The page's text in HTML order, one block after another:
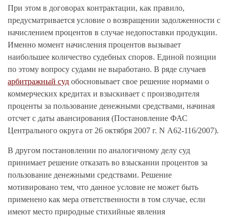
При этом в договорах контрактации, как правило,
предусматривается условие о возвращении задолженности с
начислением процентов в случае недопоставки продукции.
Именно момент начисления процентов вызывает
наибольшее количество судебных споров. Единой позиции
по этому вопросу судами не выработано. В ряде случаев
арбитражный суд обосновывает свое решение нормами о
коммерческих кредитах и взыскивает с производителя
проценты за пользование денежными средствами, начиная
отсчет с даты авансирования (Постановление ФАС
Центрального округа от 26 октября 2007 г. N А62-116/2007).
В другом постановлении по аналогичному делу суд
принимает решение отказать во взыскании процентов за
пользование денежными средствами. Решение
мотивировано тем, что данное условие не может быть
применено как мера ответственности в том случае, если
имеют место природные стихийные явления